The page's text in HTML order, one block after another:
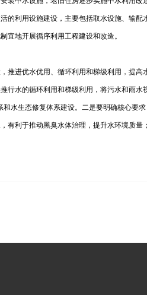
利用设施建设，主要包括取水设施、输
宜地开展循序利用工程建设和改造。
进优水优用、循环利用和梯级利用，提
行水的循环利用和梯级利用，将污水和
水生态修复体系建设。二是要明确核心要
利于推动黑臭水体治理，提升水环境质